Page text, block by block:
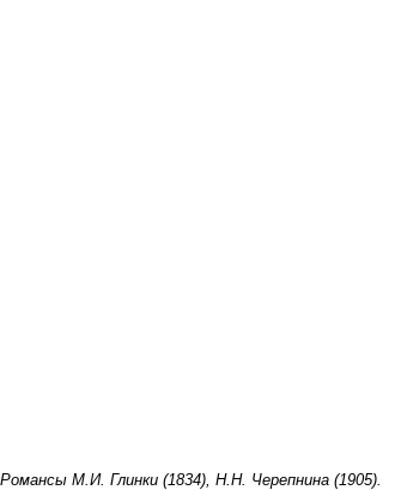
М.И. Глинки (1834), Н.Н. Черепнина (1905).